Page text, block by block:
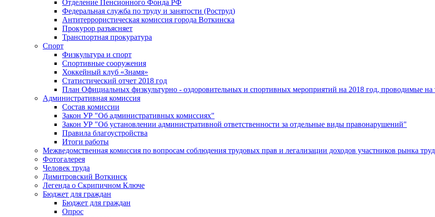
Отделение Пенсионного Фонда РФ
Федеральная служба по труду и занятости (Роструд)
Антитеррористическая комиссия города Воткинска
Прокурор разъясняет
Транспортная прокуратура
Спорт
Физкультура и спорт
Спортивные сооружения
Хоккейный клуб «Знамя»
Статистический отчет 2018 год
План Официальных физкультурно - оздоровительных и спортивных мероприятий на 2018 год, проводимые
Административная комиссия
Состав комиссии
Закон УР "Об административных комиссиях"
Закон УР "Об установлении административной ответственности за отдельные виды правонарушений"
Правила благоустройства
Итоги работы
Межведомственная комиссия по вопросам соблюдения трудовых прав и легализации доходов участников рынка
Фотогалерея
Человек труда
Димитровский Воткинск
Легенда о Скрипичном Ключе
Бюджет для граждан
Бюджет для граждан
Опрос